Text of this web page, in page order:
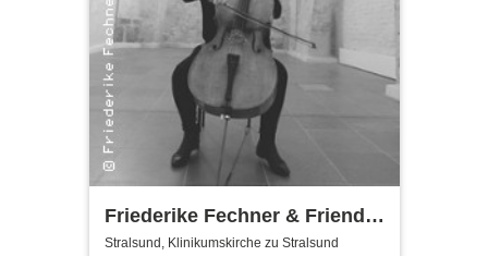
Friederike Fechner & Friends
- Konzert im dunklen Monat
Stralsund, Klinikumskirche zu Stralsund